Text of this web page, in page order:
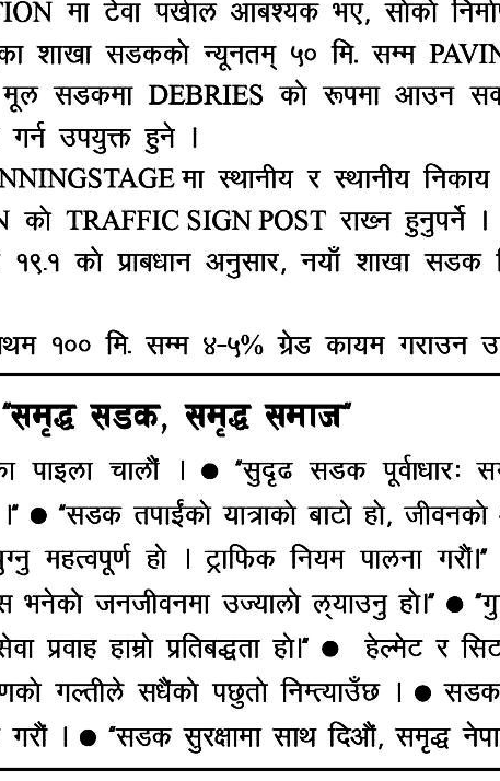
आरोप निराधार रहेको बताए । उनले भने, ‘एकचोटी मैले सर्वोच्च
उनले हराइदिइन् । त्यसपछि मैले कराएपछि उनले म माथि यस्तो
दिएको जागिर कसैले भन्दैमा नखोसिने बताए । उनले सहिद
बताए ।
अन्य कर्मचारीहरुसँग र त्यसपछि दुबैजनासँग पनि कुरा
परिवारलाई पनि कारबाही गरिनेछ ।’
सहिद परिवारका एक एक जना सदस्यलाई प्रदेश सरकार र सो
निर्णयअनुरुप अनिलालाई कार्यालय सहयोगी पदमा त्यसबेला
पेटमै हुँदा रामविवेकको २०७२ साल भदौ २३ गते अधिकारको
लागि मृत्यु भएको थियो ।